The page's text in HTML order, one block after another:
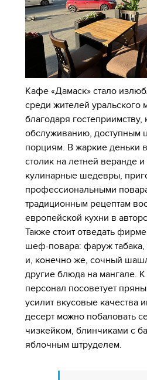
Кафе «Дамаск» стало
среди жителей уральского
благодаря гостеприимству,
обслуживанию, доступным
порциям. В жаркие деньки
столик на летней веранде
кулинарные шедевры,
профессиональными
традиционным рецептам
европейской кухни в
Также стоит отведать
шеф-повара: фаруж
и, конечно же, сочный
другие блюда на мангале.
персонал посоветует
усилит вкусовые качества
десерт можно побаловать
чизкейком, блинчиками с
яблочным штруделем.